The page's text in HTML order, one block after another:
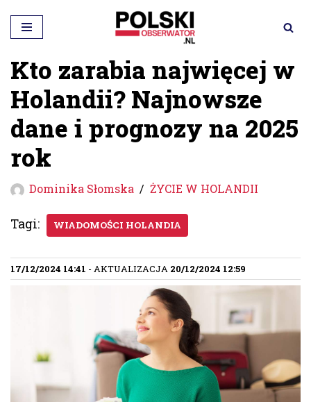
Przejdź
do
treści
Kto zarabia najwięcej w
Holandii? Najnowsze
dane i prognozy na 2025
rok
Dominika Słomska ŻYCIE W HOLANDII
Tagi: WIADOMOŚCI HOLANDIA
17/12/2024 14:41 - AKTUALIZACJA 20/12/2024 12:59